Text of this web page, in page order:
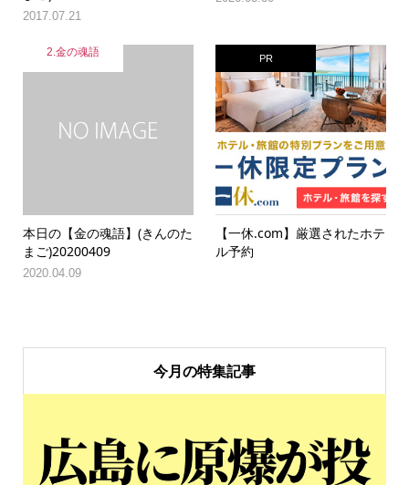
2017.07.21
2.金の魂語
本日の【金の魂語】(きんのた
まご)20200409
2020.04.09
PR
【一休.com】厳選されたホテ
ル予約
今月の特集記事